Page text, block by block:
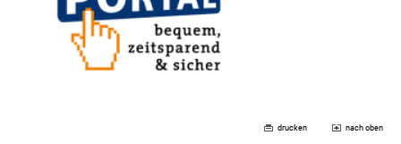
drucken nach oben